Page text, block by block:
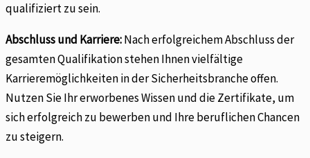
qualifiziert zu sein.
Abschluss und Karriere:Nach erfolgreichem Abschluss der
gesamten Qualifikation stehen Ihnen vielfältige
Karrieremöglichkeiten in der Sicherheitsbranche offen.
Nutzen Sie Ihr erworbenes Wissen und die Zertifikate, um
sich erfolgreich zu bewerben und Ihre beruflichen Chancen
zu steigern.